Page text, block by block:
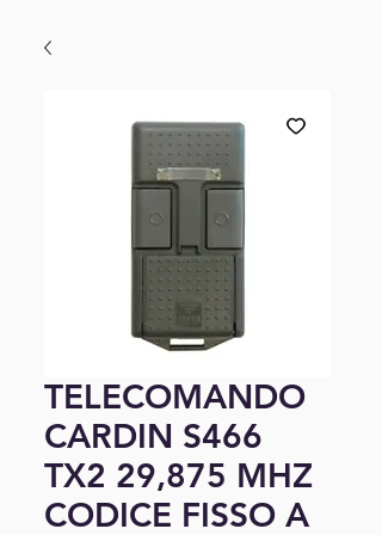
TELECOMANDO
CARDIN S466
TX2 29,875 MHZ
CODICE FISSO A